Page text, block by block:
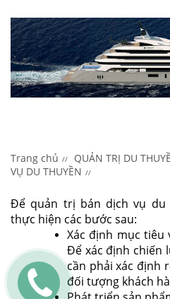
Trang chủ QUẢN TRỊ DU
VỤ DU THUYỀN
Để quản trị bán dịch vụ du
thực hiện các bước sau:
Xác định mục tiêu
Để xác định chiến
cần phải xác định
đối tượng khách